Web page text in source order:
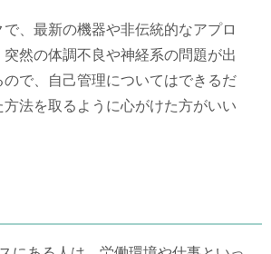
、最新の機器や非伝統的なアプロ
然の体調不良や神経系の問題が出
で、自己管理についてはできるだ
法を取るように心がけた方がいい